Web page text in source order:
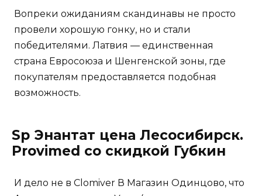
Вопреки ожиданиям скандинавы не просто
провели хорошую гонку, но и стали
победителями. Латвия — единственная
страна Евросоюза и Шенгенской зоны, где
покупателям предоставляется подобная
возможность.
Sp Энантат цена Лесосибирск.
Provimed со скидкой Губкин
И дело не в Clomiver В Магазин Одинцово, что